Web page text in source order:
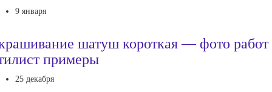
9 января
шатуш короткая — фото работ
примеры
25 декабря